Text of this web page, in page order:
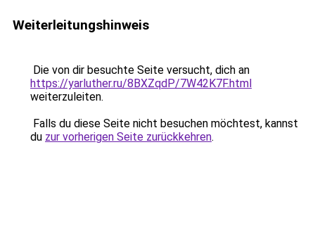
Weiterleitungshinweis
Die von dir besuchte Seite versucht, dich an
https://yarluther.ru/8BXZqdP/7W42K7F.html
weiterzuleiten.
Falls du diese Seite nicht besuchen möchtest, kannst
du zur vorherigen Seite zurückkehren.